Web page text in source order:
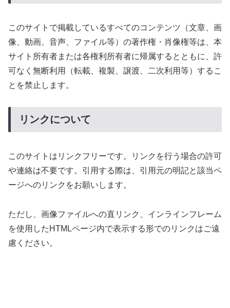
このサイトで掲載しているすべてのコンテンツ（文章、画
像、動画、音声、ファイル等）の著作権・肖像権等は、本
サイト所有者または各権利所有者に帰属するとともに、許
可なく無断利用（転載、複製、譲渡、二次利用等）するこ
とを禁止します。
リンクについて
このサイトはリンクフリーです。リンクを行う場合の許可
や連絡は不要です。引用する際は、引用元の明記と該当ペ
ージへのリンクをお願いします。
ただし、画像ファイルへの直リンク、インラインフレーム
を使用したHTMLページ内で表示する形でのリンクはご遠
慮ください。